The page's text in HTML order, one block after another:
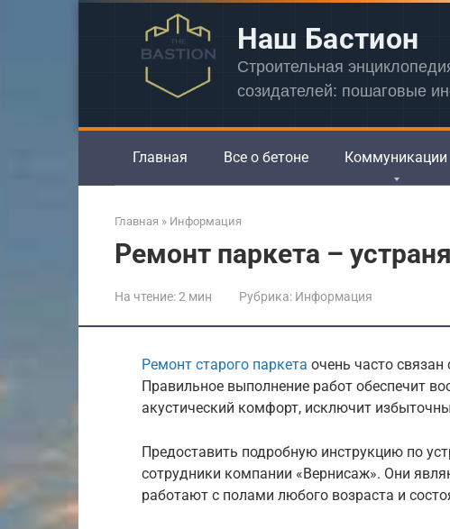
Наш Бастион
Строительная
созидателей: пошаговые
Главная Все о бетоне Коммуникации
Главная » Информация
Ремонт паркета –
На чтение:2 мин Рубрика: Информация
Ремонт старого паркета очень часто
Правильное выполнение работ обеспечит
акустический комфорт, исключит
Предоставить подробную инструкцию по
сотрудники компании «Вернисаж». Они
работают с полами любого возраста и